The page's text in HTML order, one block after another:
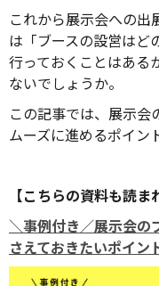
これから展示会への出
は「ブースの設営はど
行っておくことはある
ないでしょうか。
この記事では、展示会
ムーズに進めるポイン
【こちらの資料も読ま
＼事例付き／展示会の
さえておきたいポイン